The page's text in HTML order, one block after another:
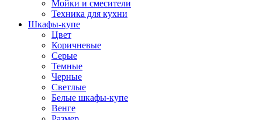
Мойки и смесители
Техника для кухни
Шкафы-купе
Цвет
Коричневые
Серые
Темные
Черные
Светлые
Белые шкафы-купе
Венге